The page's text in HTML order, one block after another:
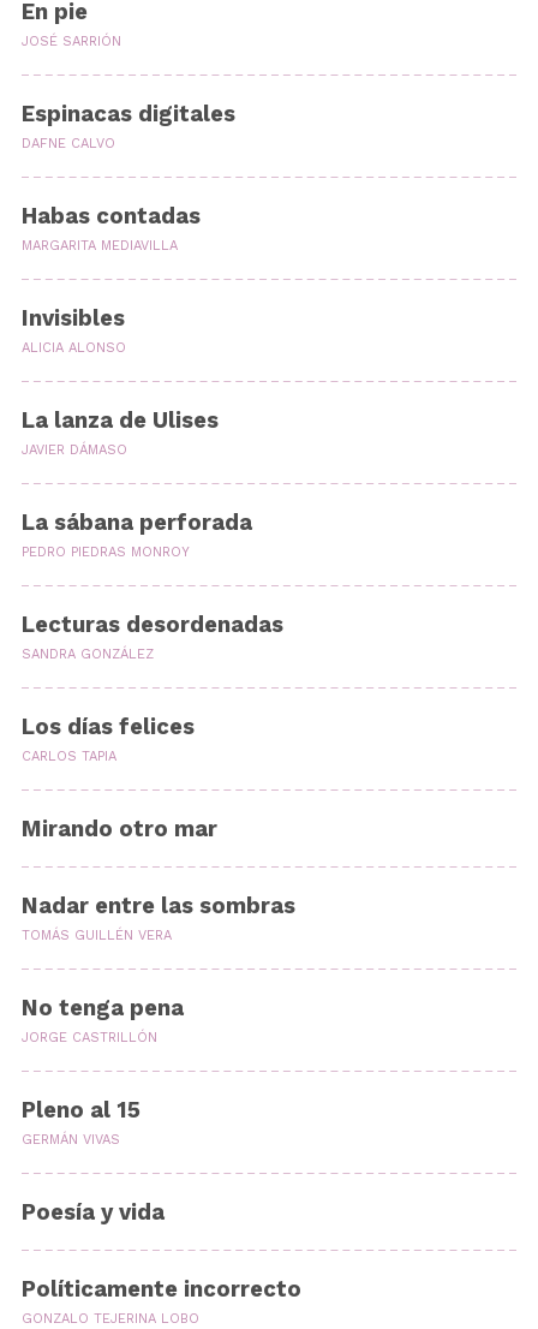
En pie
JOSÉ SARRIÓN
Espinacas digitales
DAFNE CALVO
Habas contadas
MARGARITA MEDIAVILLA
Invisibles
ALICIA ALONSO
La lanza de Ulises
JAVIER DÁMASO
La sábana perforada
PEDRO PIEDRAS MONROY
Lecturas desordenadas
SANDRA GONZÁLEZ
Los días felices
CARLOS TAPIA
Mirando otro mar
Nadar entre las sombras
TOMÁS GUILLÉN VERA
No tenga pena
JORGE CASTRILLÓN
Pleno al 15
GERMÁN VIVAS
Poesía y vida
Políticamente incorrecto
GONZALO TEJERINA LOBO